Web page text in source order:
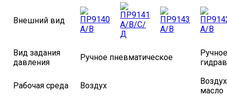
Внешний вид
Вид задания
давления
Ручное пневматическое
Рабочая среда Воздух
масло